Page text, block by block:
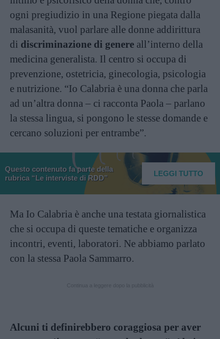
ogni pregiudizio in una Regione piegata dalla
malasanità, vuol parlare alle donne addirittura
di discriminazione di genere all’interno della
medicina generalista. Il centro si occupa di
prevenzione, ostetricia, ginecologia, psicologia
e nutrizione. “Io Calabria è una donna che parla
ad un’altra donna – ci racconta Paola – parlano
la stessa lingua, si pongono le stesse domande e
cercano soluzioni per entrambe”.
Questo contenuto fa parte della
rubrica “Le interviste di RDD”
LEGGI TUTTO
Ma Io Calabria è anche una testata giornalistica
che si occupa di queste tematiche e organizza
incontri, eventi, laboratori. Ne abbiamo parlato
con la stessa Paola Sammarro.
Alcuni ti definirebbero coraggiosa per aver